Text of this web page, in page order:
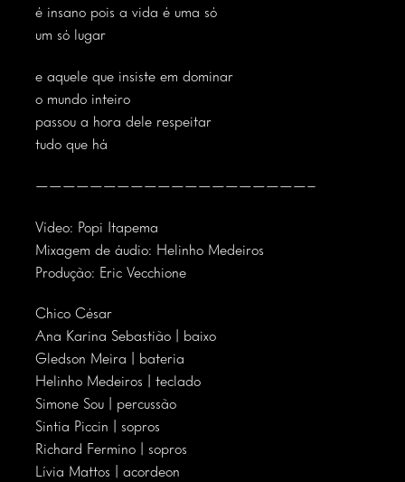
é insano pois a vida é uma só
um só lugar
e aquele que insiste em dominar
o mundo inteiro
passou a hora dele respeitar
tudo que há
————————————————————–
Vídeo: Popi Itapema
Mixagem de áudio: Helinho Medeiros
Produção: Eric Vecchione
Chico César
Ana Karina Sebastião | baixo
Gledson Meira | bateria
Helinho Medeiros | teclado
Simone Sou | percussão
Sintia Piccin | sopros
Richard Fermino | sopros
Lívia Mattos | acordeon